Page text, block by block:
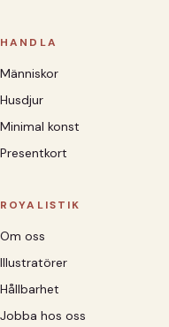
HANDLA
Människor
Husdjur
Minimal konst
Presentkort
ROYALISTIK
Om oss
Illustratörer
Hållbarhet
Jobba hos oss